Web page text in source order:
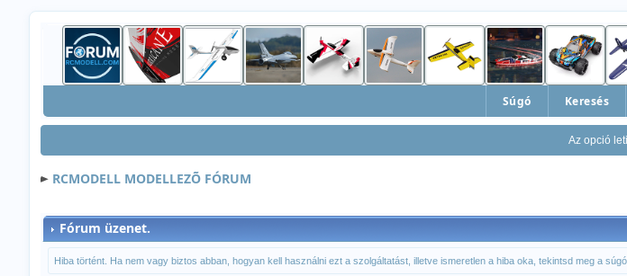
Súgó Keresés
Az opció
RCMODELL MODELLEZÕ FÓRUM
Fórum üzenet.
Hiba történt. Ha nem vagy biztos abban, hogyan kell használni ezt a szolgáltatást, illetve ismeretlen a hiba oka, tekintsd meg a